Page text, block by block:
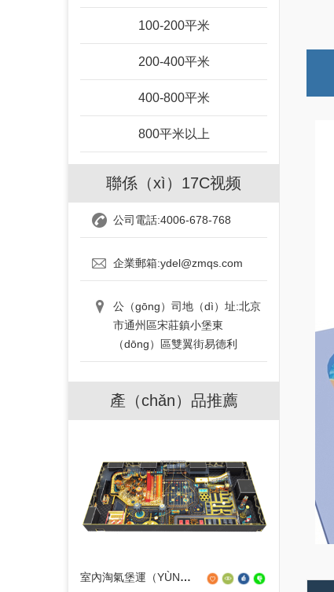
100-200平米
200-400平米
400-800平米
800平米以上
聯係（xì）17C视频
公司電話:4006-678-768
企業郵箱:ydel@zmqs.com
公（gōng）司地（dì）址:北京
市通州區宋莊鎮小堡東
（dōng）區雙翼街易德利
產（chǎn）品推薦
室內淘氣堡運（YÙN）動公園